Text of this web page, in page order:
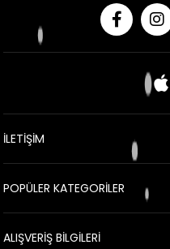
İLETİŞİM
POPÜLER KATEGORİLER
ALIŞVERİŞ BİLGİLERİ